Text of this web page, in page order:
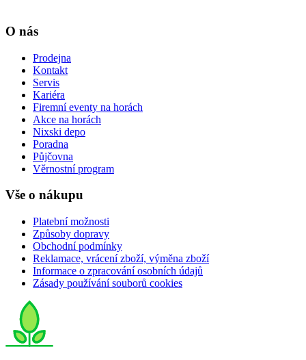
O nás
Prodejna
Kontakt
Servis
Kariéra
Firemní eventy na horách
Akce na horách
Nixski depo
Poradna
Půjčovna
Věrnostní program
Vše o nákupu
Platební možnosti
Způsoby dopravy
Obchodní podmínky
Reklamace, vrácení zboží, výměna zboží
Informace o zpracování osobních údajů
Zásady používání souborů cookies